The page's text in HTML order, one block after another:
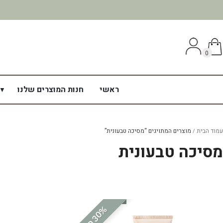
0
ראשי חנות המוצרים שלנו
עמוד הבית מוצרים המתויגים “מסיכה טבעונית”
מסיכה טבעונית
%
ה